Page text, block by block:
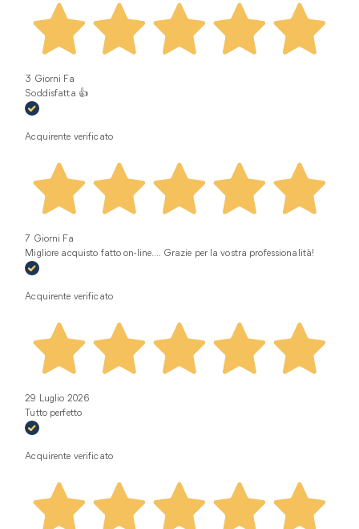
3 Giorni Fa
Soddisfatta 👍
Acquirente verificato
7 Giorni Fa
Migliore acquisto fatto on-line.... Grazie per la vostra professionalità!
Acquirente verificato
29 Luglio 2026
Tutto perfetto
Acquirente verificato